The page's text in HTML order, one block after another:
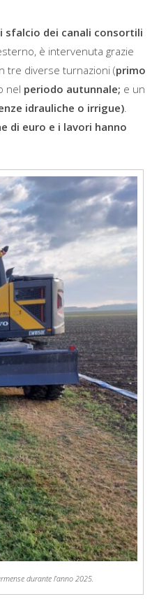
sfalcio dei canali consortili
è intervenuta grazie
tre diverse turnazioni (primo
nel periodo autunnale; e un
idrauliche o irrigue).
di euro e i lavori hanno
durante l’anno 2025.